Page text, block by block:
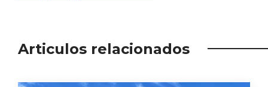
Articulos relacionados